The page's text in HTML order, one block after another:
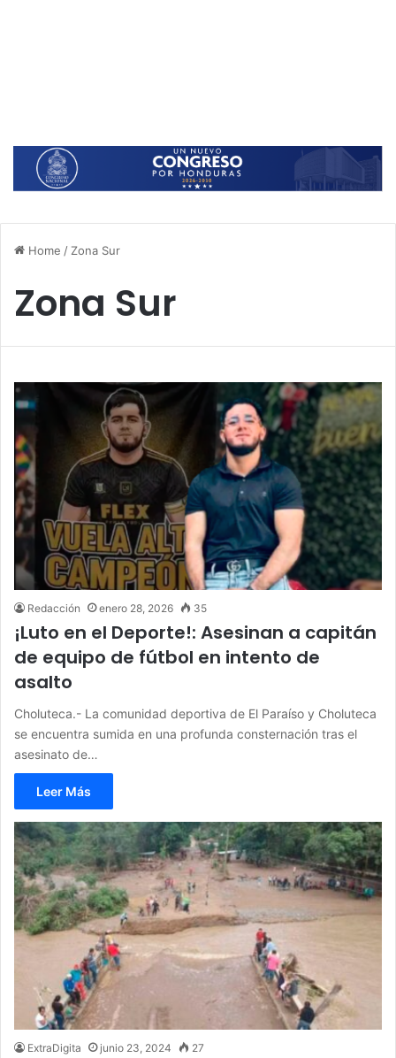
Home /Zona Sur
Zona Sur
Redacción enero 28, 2026 35
¡Luto en el Deporte!: Asesinan a capitán
de equipo de fútbol en intento de
asalto
Choluteca.- La comunidad deportiva de El Paraíso y Choluteca
se encuentra sumida en una profunda consternación tras el
asesinato de…
Leer Más
ExtraDigita junio 23, 2024 27